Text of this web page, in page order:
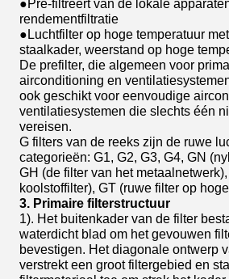
●Pre-filtreert van de lokale
rendementfiltratie
●Luchtfilter op hoge temperatuur
staalkader, weerstand op hoge
De prefilter, die algemeen voor
airconditioning en
ook geschikt voor eenvoudige
ventilatiesystemen die slechts één
vereisen.
G filters van de reeks zijn de ruwe
categorieën: G1, G2, G3, G4, GN
GH (de filter van het
koolstoffilter), GT (ruwe filter op
3. Primaire filterstructuur
1). Het buitenkader van de filter
waterdicht blad om het gevouwen
bevestigen. Het diagonale ontwerp
verstrekt een groot filtergebied en